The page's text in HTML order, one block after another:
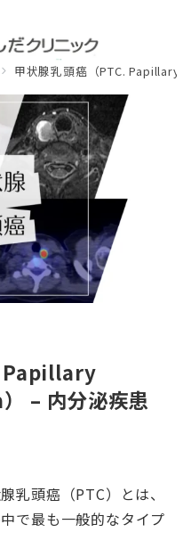
甲状腺乳頭癌（PTC.
Papillary
– 内分泌疾患
乳頭癌（PTC）とは、
で最も一般的なタイプ